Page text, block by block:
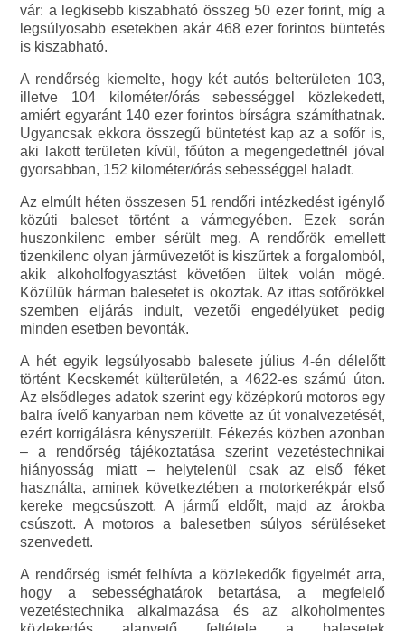
vár: a legkisebb kiszabható összeg 50 ezer forint, míg a
legsúlyosabb esetekben akár 468 ezer forintos büntetés
is kiszabható.
A rendőrség kiemelte, hogy két autós belterületen 103,
illetve 104 kilométer/órás sebességgel közlekedett,
amiért egyaránt 140 ezer forintos bírságra számíthatnak.
Ugyancsak ekkora összegű büntetést kap az a sofőr is,
aki lakott területen kívül, főúton a megengedettnél jóval
gyorsabban, 152 kilométer/órás sebességgel haladt.
Az elmúlt héten összesen 51 rendőri intézkedést igénylő
közúti baleset történt a vármegyében. Ezek során
huszonkilenc ember sérült meg. A rendőrök emellett
tizenkilenc olyan járművezetőt is kiszűrtek a forgalomból,
akik alkoholfogyasztást követően ültek volán mögé.
Közülük hárman balesetet is okoztak. Az ittas sofőrökkel
szemben eljárás indult, vezetői engedélyüket pedig
minden esetben bevonták.
A hét egyik legsúlyosabb balesete július 4-én délelőtt
történt Kecskemét külterületén, a 4622-es számú úton.
Az elsődleges adatok szerint egy középkorú motoros egy
balra ívelő kanyarban nem követte az út vonalvezetését,
ezért korrigálásra kényszerült. Fékezés közben azonban
– a rendőrség tájékoztatása szerint vezetéstechnikai
hiányosság miatt – helytelenül csak az első féket
használta, aminek következtében a motorkerékpár első
kereke megcsúszott. A jármű eldőlt, majd az árokba
csúszott. A motoros a balesetben súlyos sérüléseket
szenvedett.
A rendőrség ismét felhívta a közlekedők figyelmét arra,
hogy a sebességhatárok betartása, a megfelelő
vezetéstechnika alkalmazása és az alkoholmentes